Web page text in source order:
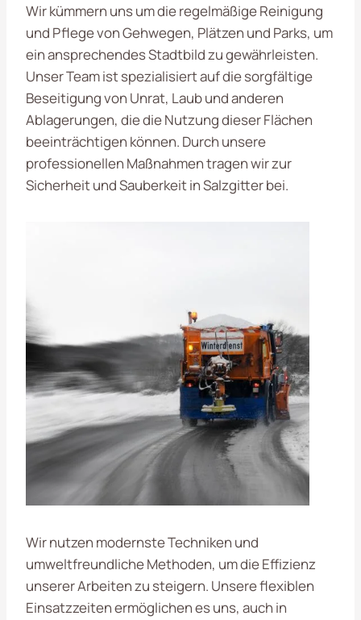
Wir kümmern uns um die regelmäßige Reinigung
und Pflege von Gehwegen, Plätzen und Parks, um
ein ansprechendes Stadtbild zu gewährleisten.
Unser Team ist spezialisiert auf die sorgfältige
Beseitigung von Unrat, Laub und anderen
Ablagerungen, die die Nutzung dieser Flächen
beeinträchtigen können. Durch unsere
professionellen Maßnahmen tragen wir zur
Sicherheit und Sauberkeit in Salzgitter bei.
Wir nutzen modernste Techniken und
umweltfreundliche Methoden, um die Effizienz
unserer Arbeiten zu steigern. Unsere flexiblen
Einsatzzeiten ermöglichen es uns, auch in